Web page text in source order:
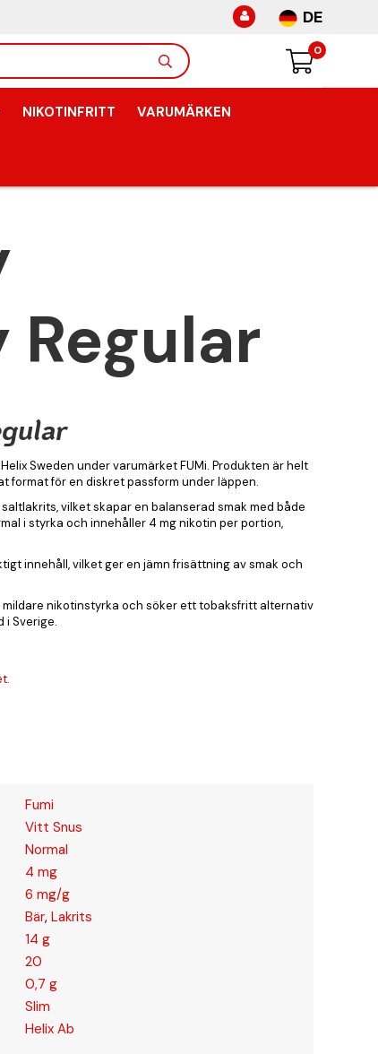
DE
0
NIKOTINFRITT VARUMÄRKEN
Sweden under varumärket FUMi. Produkten är helt
format för en diskret passform under läppen.
vilket skapar en balanserad smak med både
i styrka och innehåller 4 mg nikotin per portion,
innehåll, vilket ger en jämn frisättning av smak och
mildare nikotinstyrka och söker ett tobaksfritt alternativ
i Sverige.
Fumi
Vitt Snus
Normal
4 mg
6 mg/g
Bär, Lakrits
14 g
20
0,7 g
Slim
Helix Ab